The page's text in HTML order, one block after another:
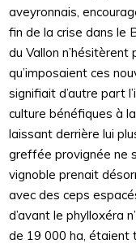
aveyronnais,
fin de la crise dans le
du Vallon
qu’imposaient ces
signifiait d’autre part
culture bénéfiques à
laissant derrière lui
greffée provignée ne
vignoble prenait
avec des ceps
d’avant le phylloxéra
de 19 000 ha, étaient